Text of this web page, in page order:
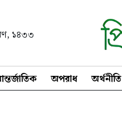
১৪৩৩
অপরাধ অর্থনীতি